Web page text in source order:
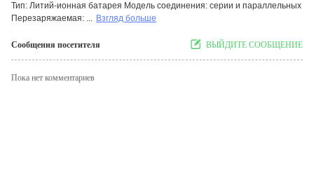
Тип: Литий-ионная батарея Модель соединения: серии и параллельных
Перезаряжаемая: ... Взгляд больше
Сообщения посетителя ВЫЙДИТЕ СООБЩЕНИЕ
Пока нет комментариев